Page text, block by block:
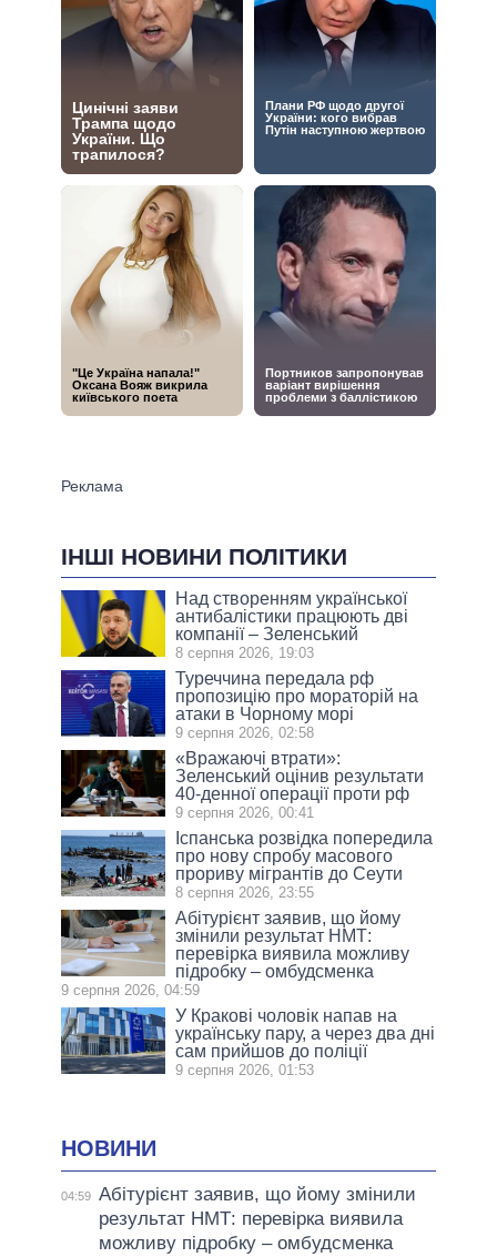
ІНШІ НОВИНИ ПОЛІТИКИ
Над створенням української
антибалістики працюють дві
компанії – Зеленський
8 серпня 2026, 19:03
Туреччина передала рф
пропозицію про мораторій на
атаки в Чорному морі
9 серпня 2026, 02:58
«Вражаючі втрати»:
Зеленський оцінив результати
40-денної операції проти рф
9 серпня 2026, 00:41
Іспанська розвідка попередила
про нову спробу масового
прориву мігрантів до Сеути
8 серпня 2026, 23:55
Абітурієнт заявив, що йому
змінили результат НМТ:
перевірка виявила можливу
підробку – омбудсменка
9 серпня 2026, 04:59
У Кракові чоловік напав на
українську пару, а через два дні
сам прийшов до поліції
9 серпня 2026, 01:53
НОВИНИ
04:59 Абітурієнт заявив, що йому змінили
результат НМТ: перевірка виявила
можливу підробку – омбудсменка